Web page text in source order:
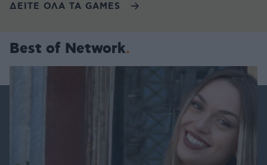
ΔΕΙΤΕ ΟΛΑ ΤΑ GAMES
Best of Network